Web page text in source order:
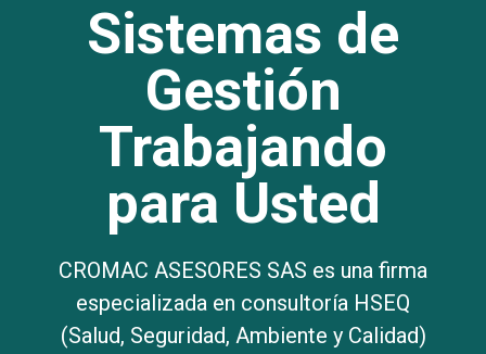
Sistemas de
Gestión
Trabajando
para Usted
CROMAC ASESORES SAS es una firma
especializada en consultoría HSEQ
(Salud, Seguridad, Ambiente y Calidad)